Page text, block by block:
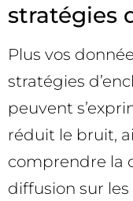
stratégies
Plus vos
stratégies
peuvent
réduit le bruit,
comprendre la
diffusion sur